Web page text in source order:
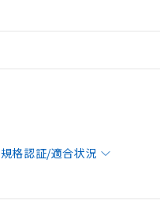
規格認証/適合状況